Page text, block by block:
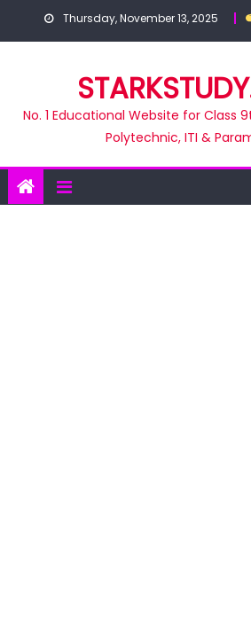
Thursday, November 13, 2025
No. 1 Educational Website for Class
Polytechnic, ITI &